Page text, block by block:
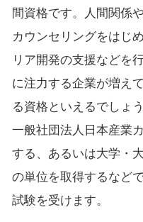
間資格です。人間関係
カウンセリングをはじ
リア開発の支援などを
に注力する企業が増え
る資格といえるでしょう
一般社団法人日本産業
する、あるいは大学・
の単位を取得するなど
試験を受けます。